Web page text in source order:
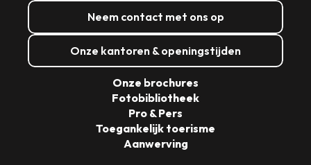
Neem contact met ons op
Onze kantoren & openingstijden
Onze brochures
Fotobibliotheek
Pro & Pers
Toegankelijk toerisme
Aanwerving